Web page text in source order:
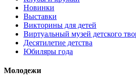
Новинки
Выставки
Викторины для детей
Виртуальный музей детского
Десятилетие детства
Юбиляры года
Молодежи